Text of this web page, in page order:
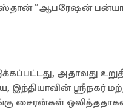
”ஆபரேஷன்
அதாவது
ஸ்ரீநகர்
சைரன்கள்